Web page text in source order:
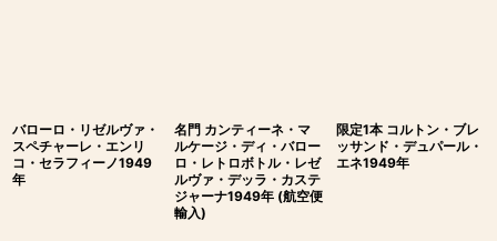
バローロ・リゼルヴァ・
スペチャーレ・エンリ
コ・セラフィーノ1949
年
名門 カンティーネ・マ
ルケージ・ディ・バロー
ロ・レトロボトル・レゼ
ルヴァ・デッラ・カステ
ジャーナ1949年 (航空便
輸入)
限定1本 コルトン・ブレ
ッサンド・デュパール・
エネ1949年